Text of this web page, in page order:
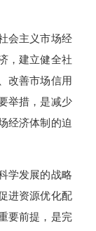
会主义市场经
，建立健全社
改善市场信用
举措，是减少
经济体制的迫
学发展的战略
进资源优化配
要前提，是完